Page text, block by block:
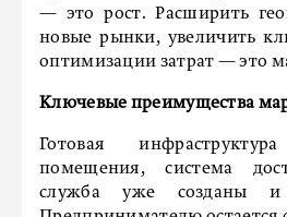
— это рост. Расширить
новые рынки, увеличить
оптимизации затрат — это
Ключевые преимущества
Готовая
помещения, система
служба уже созданы и